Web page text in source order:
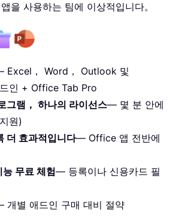
을 사용하는 팀에 이상적입니다。
Excel， Word， Outlook 및
인 + Office Tab Pro
그램， 하나의 라이선스— 몇 분 안에
원)
더 효과적입니다— Office 앱 전반에
무료 체험— 등록이나 신용카드 필
개별 애드인 구매 대비 절약